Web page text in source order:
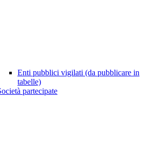
Enti pubblici vigilati (da pubblicare in
tabelle)
partecipate